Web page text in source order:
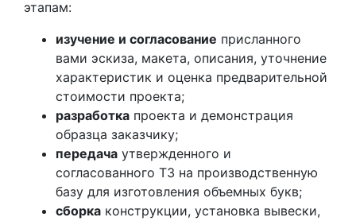
этапам:
изучение и согласование присланного
вами эскиза, макета, описания, уточнение
характеристик и оценка предварительной
стоимости проекта;
разработка проекта и демонстрация
образца заказчику;
передача утвержденного и
согласованного ТЗ на производственную
базу для изготовления объемных букв;
сборка конструкции, установка вывески,